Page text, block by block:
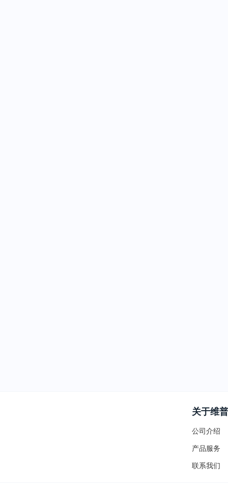
关于维普
公司介绍
产品服务
联系我们